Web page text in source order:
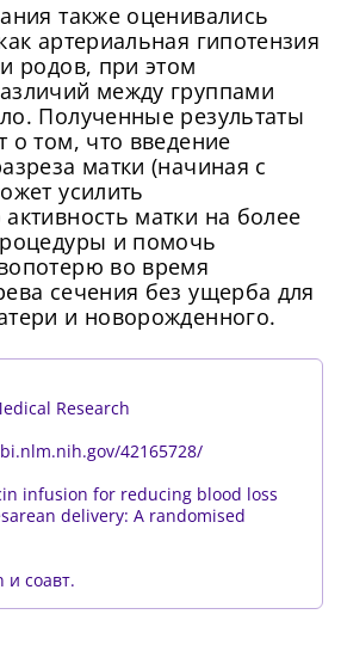
пароль!
также оценивались
артериальная гипотензия
родов, при этом
между группами
Полученные результаты
о том, что введение
матки (начиная с
усилить
матки на более
и помочь
во время
сечения без ущерба для
и новорожденного.
Research
42165728/
infusion for reducing blood loss
delivery: A randomised
и соавт.